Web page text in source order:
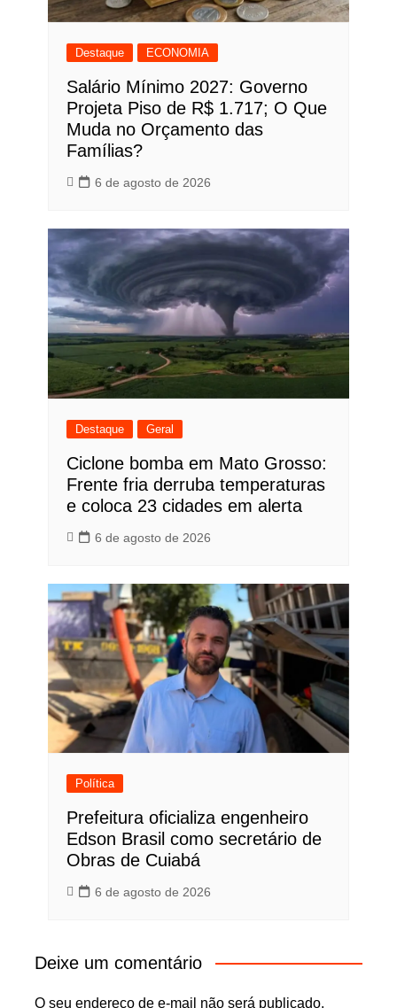
Destaque ECONOMIA
Salário Mínimo 2027: Governo
Projeta Piso de R$ 1.717; O Que
Muda no Orçamento das
Famílias?
6 de agosto de 2026
Destaque Geral
Ciclone bomba em Mato Grosso:
Frente fria derruba temperaturas
e coloca 23 cidades em alerta
6 de agosto de 2026
Política
Prefeitura oficializa engenheiro
Edson Brasil como secretário de
Obras de Cuiabá
6 de agosto de 2026
Deixe um comentário
O seu endereço de e-mail não será publicado.